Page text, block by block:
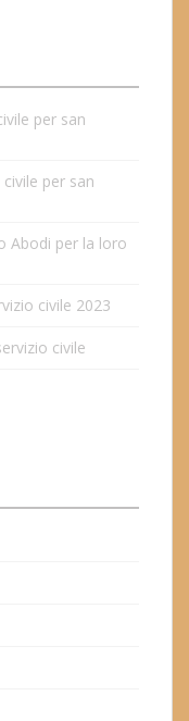
per san
per san
Abodi per la loro
civile 2023
civile